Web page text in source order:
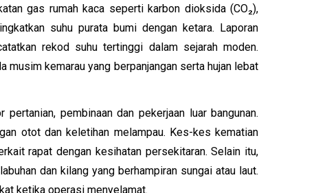
gas rumah kaca seperti karbon dioksida (CO₂),
suhu purata bumi dengan ketara. Laporan
rekod suhu tertinggi dalam sejarah moden.
kemarau yang berpanjangan serta hujan lebat
pembinaan dan pekerjaan luar bangunan.
otot dan keletihan melampau. Kes-kes kematian
rapat dengan kesihatan persekitaran. Selain itu,
dan kilang yang berhampiran sungai atau laut.
ketika operasi menyelamat.